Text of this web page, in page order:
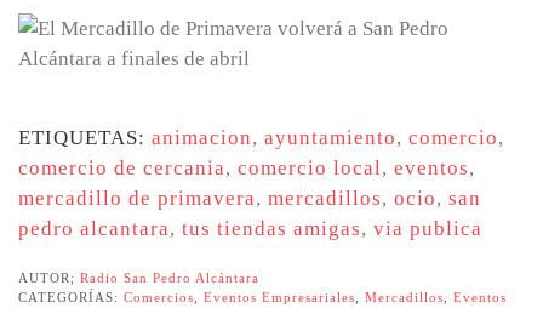
ETIQUETAS: animacion, ayuntamiento, comercio,
comercio de cercania, comercio local, eventos,
mercadillo de primavera, mercadillos, ocio, san
pedro alcantara, tus tiendas amigas, via publica
AUTOR; Radio San Pedro Alcántara
CATEGORÍAS: Comercios Eventos Empresariales Mercadillos Eventos